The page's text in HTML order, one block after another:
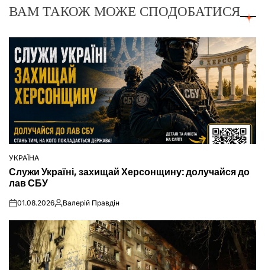
ВАМ ТАКОЖ МОЖЕ СПОДОБАТИСЯ
ОПУБЛІКУВАТИ
У
УКРАЇНА
Служи Україні, захищай Херсонщину: долучайся до
лав СБУ
on01.08.2026Опубліковано
Валерій Правдін